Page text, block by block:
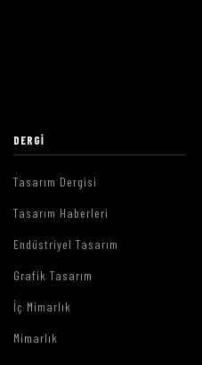
DERGI
Tasarım Dergisi
Tasarım Haberleri
Endüstriyel Tasarım
Grafik Tasarım
İç Mimarlık
Mimarlık